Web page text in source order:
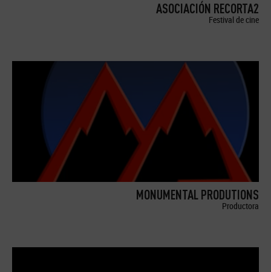
ASOCIACIÓN RECORTA2
Festival de cine
MONUMENTAL PRODUTIONS
Productora